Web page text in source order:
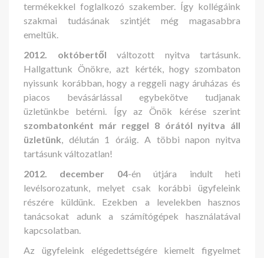
termékekkel foglalkozó szakember. Így kollégáink
szakmai tudásának szintjét még magasabbra
emeltük.
2012. októbertől változott nyitva tartásunk.
Hallgattunk Önökre, azt kérték, hogy szombaton
nyissunk korábban, hogy a reggeli nagy áruházas és
piacos bevásárlással egybekötve tudjanak
üzletünkbe betérni. Így az Önök kérése szerint
szombatonként már reggel 8 órától nyitva áll
üzletünk, délután 1 óráig. A többi napon nyitva
tartásunk változatlan!
2012. december 04-én útjára indult heti
levélsorozatunk, melyet csak korábbi ügyfeleink
részére küldünk. Ezekben a levelekben hasznos
tanácsokat adunk a számítógépek használatával
kapcsolatban.
Az ügyfeleink elégedettségére kiemelt figyelmet